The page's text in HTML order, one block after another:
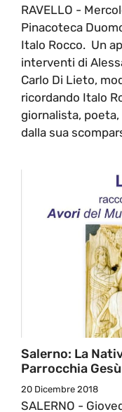
RAVELLO -
Pinacoteca
Italo Rocco. Un
interventi di
Carlo Di Lieto,
ricordando Italo
giornalista,
dalla sua
Salerno: La
Parrocchia
20 Dicembre 2018
SALERNO -